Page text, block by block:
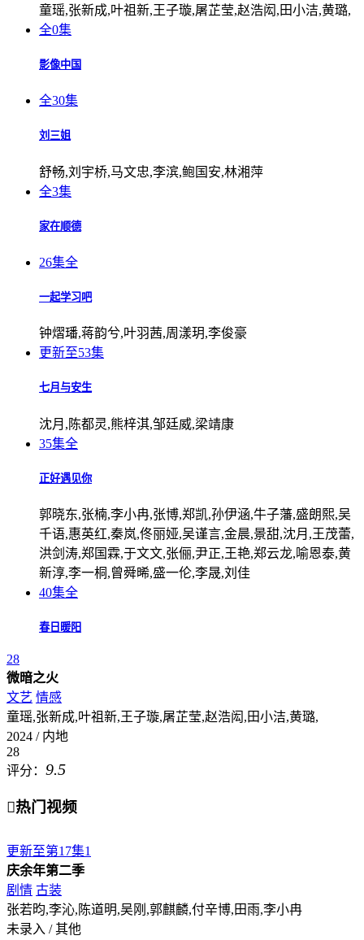
童瑶,张新成,叶祖新,王子璇,屠芷莹,赵浩闳,田小洁,黄璐,
全0集
影像中国
全30集
刘三姐
舒畅,刘宇桥,马文忠,李滨,鲍国安,林湘萍
全3集
家在顺德
26集全
一起学习吧
钟熠璠,蒋韵兮,叶羽茜,周漾玥,李俊豪
更新至53集
七月与安生
沈月,陈都灵,熊梓淇,邹廷威,梁靖康
35集全
正好遇见你
郭晓东,张楠,李小冉,张博,郑凯,孙伊涵,牛子藩,盛朗熙,吴
千语,惠英红,秦岚,佟丽娅,吴谨言,金晨,景甜,沈月,王茂蕾,
洪剑涛,郑国霖,于文文,张俪,尹正,王艳,郑云龙,喻恩泰,黄
新淳,李一桐,曾舜晞,盛一伦,李晟,刘佳
40集全
春日暖阳
28
微暗之火
文艺 情感
童瑶,张新成,叶祖新,王子璇,屠芷莹,赵浩闳,田小洁,黄璐,
2024 / 内地
28
评分： 9.5
热门视频
更新至第17集1
庆余年第二季
剧情 古装
张若昀,李沁,陈道明,吴刚,郭麒麟,付辛博,田雨,李小冉
未录入 / 其他